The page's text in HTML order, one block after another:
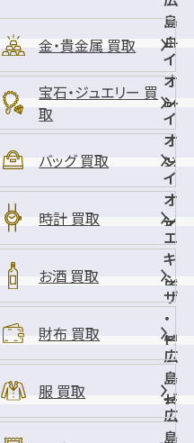
原
シ
ョ
ッ
ピ
ン
グ
セ
ン
タ
ー
店
島
舟
入
幸
町
店
イ
オ
ン
タ
ウ
ン
楽
々
園
店
イ
オ
ン
モ
ー
ル
広
島
祇
園
店
イ
オ
ン
宇
品
店
エ
キ
シ
テ
ィ
・
ヒ
ロ
シ
マ
ザ
・
ビ
ッ
グ
戸
坂
広
島
ゼ
ロ
広
島
金・貴金属 買取
宝石・ジュエリー 買
取
バッグ 買取
時計 買取
お酒 買取
財布 買取
服 買取